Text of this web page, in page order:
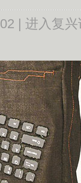
| 进入复兴